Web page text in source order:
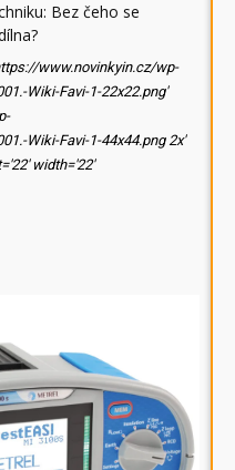
Bez čeho se
www.novinkyin.cz/wp-
Wiki-Favi-1-22x22.png'
Wiki-Favi-1-44x44.png 2x'
width='22'